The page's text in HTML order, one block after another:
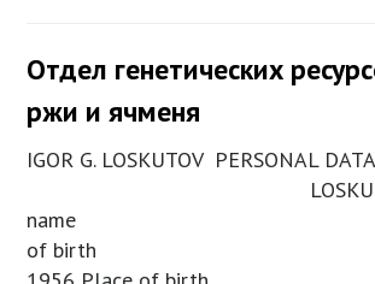
Отдел генетических
ржи и ячменя
IGOR G. LOSKUTOV PERSONAL
LOSKUTOV
name IGOR
of birth